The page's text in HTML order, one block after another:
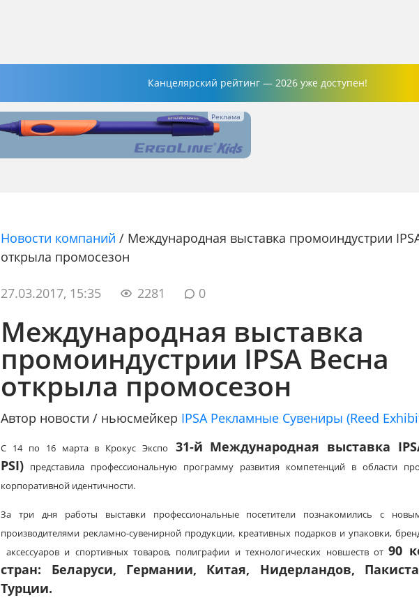
Канцелярский рейтинг — 2026 уже доступен!
Новости компаний / Международная выставка промоиндустрии
открыла промосезон
27.03.2017, 15:35 2281 0
Международная выставка
промоиндустрии IPSA Весна
открыла промосезон
Автор новости / ньюсмейкер IPSA Рекламные Сувениры (Reed
С 14 по 16 марта в Крокус Экспо
31-й Международная выставка
PSI) представила профессиональную программу развития компетенций в области
корпоративной идентичности.
За три дня работы выставки профессиональные посетители познакомились с
производителями рекламно-сувенирной продукции, креативных подарков и упаковки,
аксессуаров и спортивных товаров, полиграфии и технологических новшеств от90
стран: Беларуси, Германии, Китая, Нидерландов,
Турции.